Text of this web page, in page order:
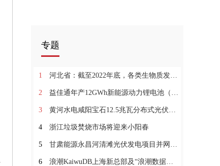
专题
1 河北省：截至2022年底，各类生物质发电装机容量总计约2191MW
2 益佳通年产12GWh新能源动力锂电池（一期）项目投产
3 黄河水电咸阳宝石12.5兆瓦分布式光伏项目并网发电
4 浙江垃圾焚烧市场将迎来小阳春
5 甘肃能源永昌河清滩光伏发电项目并网发电
6 浪潮KaiwuDB上海新总部及“浪潮数据库产业联合实验室”落成